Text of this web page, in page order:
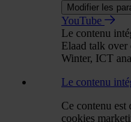
Modifier les
YouTube
Le contenu
Elaad talk
Winter, ICT
Le contenu
Ce contenu est
cookies